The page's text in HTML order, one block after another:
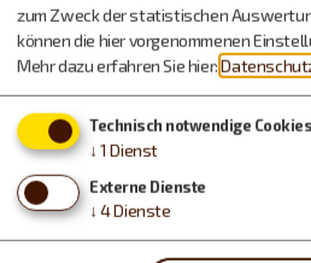
11.11.26
Faschingseröffnung
und den Böllerschützen
Fasching
zum Zweck der statistischen
können die hier vorgenommenen
Mehr dazu erfahren Sie hier:
Technisch notwendige Cookies
↓ 1 Dienst
Externe Dienste
↓ 4Dienste